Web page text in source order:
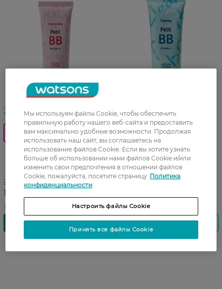
27 07 - 23 08
0_Спец.ціна
BB крем Holika Holika
Shimmering Petit SPF45
сияющий с жемчугом 30 мл
259,99 ГРН
194,99 ГРН
BB крем Holika Holika
Clearing SPF30 30 мл
Мы используем файлы Cookie, чтобы обеспечить
правильную работу нашего веб-сайта и предоставить
вам максимально удобные возможности. Продолжая
использовать наш сайт, вы соглашаетесь на
использование файлов Cookie. Если вы хотите узнать
больше об использовании нами файлов Cookie и/или
изменить свои предпочтения в отношении файлов
Cookie, пожалуйста, посетите страницу Политика
конфиденциальности
Настроить файлы Cookie
Принять все файлы Cookie